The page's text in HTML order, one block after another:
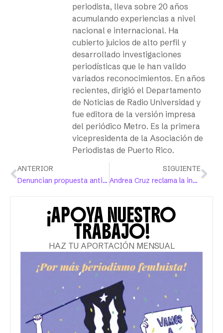
periodista, lleva sobre 20 años
acumulando experiencias a nivel
nacional e internacional. Ha
cubierto juicios de alto perfil y
desarrollado investigaciones
periodísticas que le han valido
variados reconocimientos. En años
recientes, dirigió el Departamento
de Noticias de Radio Universidad y
fue editora de la versión impresa
del periódico Metro. Es la primera
vicepresidenta de la Asociación de
Periodistas de Puerto Rico.
ANTERIOR
Denuncian propuesta antiderechos humanos de Proyecto Dignidad
SIGUIENTE
Andrea Cruz reclama la inclusión del sector cultural en el debate político
¡APOYA NUESTRO
TRABAJO!
HAZ TU APORTACIÓN MENSUAL